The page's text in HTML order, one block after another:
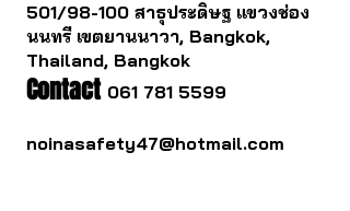
501/98-100 สาธุประดิษฐ แขวงช่อง
นนทรี เขตยานนาวา, Bangkok,
Thailand, Bangkok
Contact 061 781 5599
noinasafety47@hotmail.com